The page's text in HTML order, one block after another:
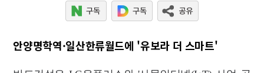
안양명학역·일산한류월드에 '유보라 더 스마트'